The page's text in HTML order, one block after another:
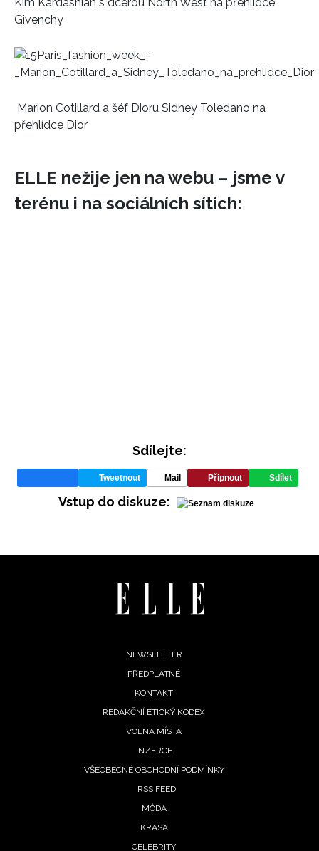
Givenchy
Marion Cotillard a šéf Dioru Sidney Toledano na
přehlídce Dior
ELLE nežije jen na webu – jsme v
terénu i na sociálních sítích:
Sdílejte:
Tweetnout Mail Připnout Sdílet
Vstup do diskuze:
NEWSLETTER
PŘEDPLATNÉ
KONTAKT
REDAKČNÍ ETICKÝ KODEX
VOLNÁ MÍSTA
INZERCE
VŠEOBECNÉ OBCHODNÍ PODMÍNKY
RSS FEED
MÓDA
KRÁSA
CELEBRITY